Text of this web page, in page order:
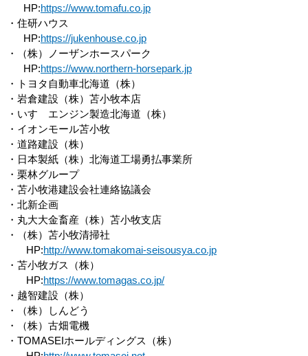
HP:https://www.tomafu.co.jp
・住研ハウス
HP:https://jukenhouse.co.jp
・（株）ノーザンホースパーク
HP:https://www.northern-horsepark.jp
・トヨタ自動車北海道（株）
・岩倉建設（株）苫小牧本店
・いすゞエンジン製造北海道（株）
・イオンモール苫小牧
・道路建設（株）
・日本製紙（株）北海道工場勇払事業所
・栗林グループ
・苫小牧港建設会社連絡協議会
・北新企画
・丸大大金畜産（株）苫小牧支店
・（株）苫小牧清掃社
HP:http://www.tomakomai-seisousya.co.jp
・苫小牧ガス（株）
HP:https://www.tomagas.co.jp/
・越智建設（株）
・（株）しんどう
・（株）古畑電機
・TOMASEIホールディングス（株）